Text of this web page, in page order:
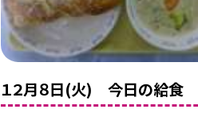
１２月８日(火) 今日の給食